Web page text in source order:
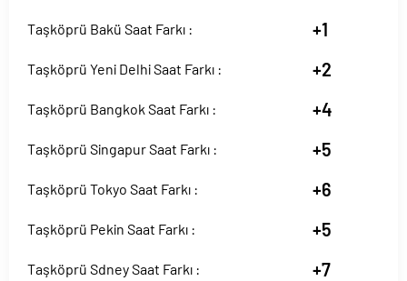
Taşköprü Bakü Saat Farkı : +1
Taşköprü Yeni Delhi Saat Farkı : +2
Taşköprü Bangkok Saat Farkı : +4
Taşköprü Singapur Saat Farkı : +5
Taşköprü Tokyo Saat Farkı : +6
Taşköprü Pekin Saat Farkı : +5
Taşköprü Sdney Saat Farkı : +7